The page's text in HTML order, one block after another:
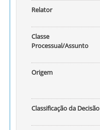
Relator
Classe
Processual/Assunto
Origem
Classificação da Decisão